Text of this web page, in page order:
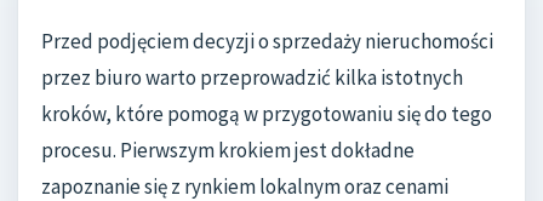
Przed podjęciem decyzji o sprzedaży nieruchomości
przez biuro warto przeprowadzić kilka istotnych
kroków, które pomogą w przygotowaniu się do tego
procesu. Pierwszym krokiem jest dokładne
zapoznanie się z rynkiem lokalnym oraz cenami